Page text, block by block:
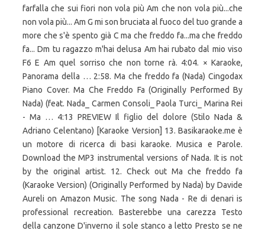
farfalla che sui fiori non vola più Am che non vola più...che
non vola più... Am G mi son bruciata al fuoco del tuo grande a
more che s'è spento già C ma che freddo fa...ma che freddo
fa... Dm tu ragazzo m'hai delusa Am hai rubato dal mio viso
F6 E Am quel sorriso che non torne rà. 4:04. × Karaoke,
Panorama della … 2:58. Ma che freddo fa (Nada) Cingodax
Piano Cover. Ma Che Freddo Fa (Originally Performed By
Nada) (feat. Nada_ Carmen Consoli_ Paola Turci_ Marina Rei
- Ma … 4:13 PREVIEW Il figlio del dolore (Stilo Nada &
Adriano Celentano) [Karaoke Version] 13. Basikaraoke.me è
un motore di ricerca di basi karaoke. Musica e Parole.
Download the MP3 instrumental versions of Nada. It is not
by the original artist. 12. Check out Ma che freddo fa
(Karaoke Version) (Originally Performed by Nada) by Davide
Aureli on Amazon Music. The song Nada - Re di denari is
professional recreation. Basterebbe una carezza Testo
della canzone D'inverno il sole stanco a letto Presto se ne